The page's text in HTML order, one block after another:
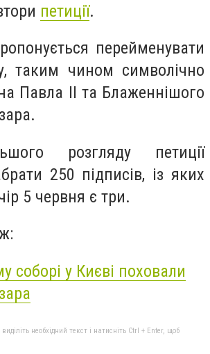
петиції.
перейменувати
таким чином символічно
Павла ІІ та Блаженнішого
розгляду петиції
250 підписів, із яких
5 червня є три.
соборі у Києві поховали
необхідний текст і натисніть Ctrl + Enter, щоб